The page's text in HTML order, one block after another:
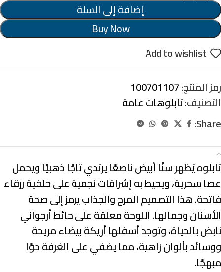
إضافة إلى السلة
Buy Now
Add to wishlist
رمز المنتج:100701107
التصنيف:تابلوهات عامة
Share:
تابلوه يُظهر سنًا أبيض ناصعًا يرتدي تاجًا ذهبيًا ويحمل
عصا سحرية، ويحيط به إشراقات نجمية على خلفية زرقاء
فاتحة. هذا التصميم المرح والجذاب يرمز إلى صحة
الأسنان وجمالها. اللوحة معلقة على حائط أرجواني
نابض بالحياة، وتوجد أسفلها أريكة بيضاء مريحة
ووسائد بألوان زاهية، مما يضفي على الغرفة جوًا
مبهجًا.